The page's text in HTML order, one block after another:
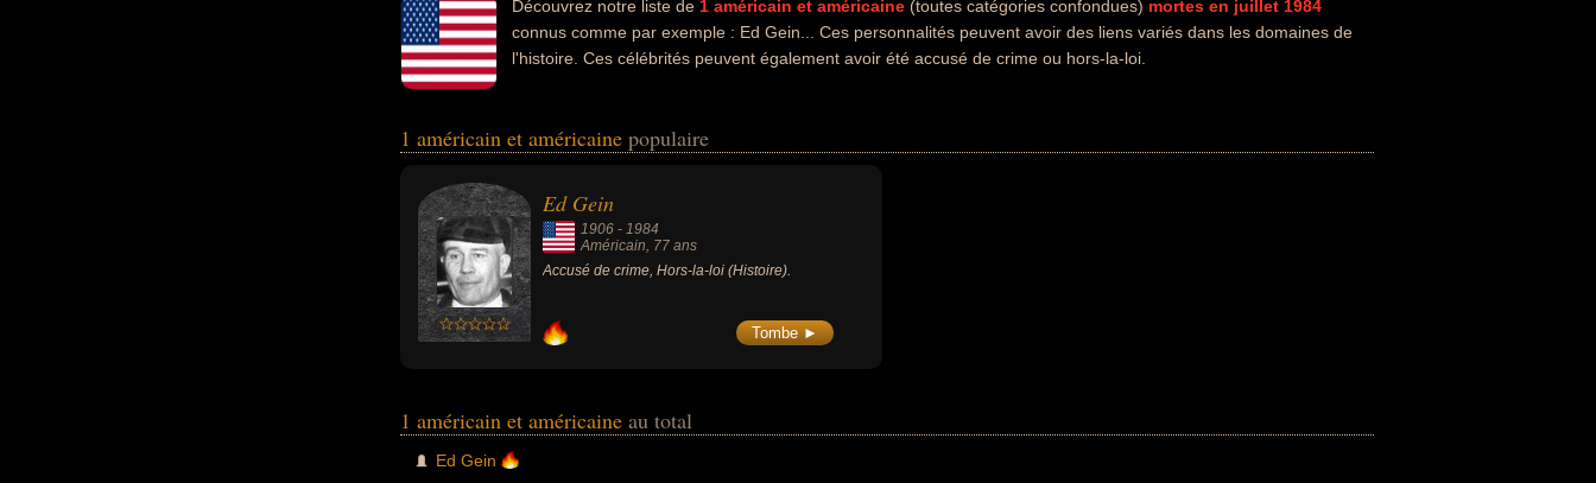
Découvrez notre liste de 1 américain et américaine (toutes catégories confondues) mortes en juillet 1984
connus comme par exemple : Ed Gein... Ces personnalités peuvent avoir des liens variés dans les domaines de
l'histoire. Ces célébrités peuvent également avoir été accusé de crime ou hors-la-loi.
1 américain et américaine populaire
Ed Gein
1906 - 1984
Américain, 77 ans
Accusé de crime, Hors-la-loi (Histoire).
Tombe ►
1 américain et américaine au total
Ed Gein